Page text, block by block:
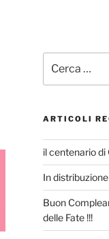
ARTICOLI
il centenario di
In
Buon
delle Fate !!!